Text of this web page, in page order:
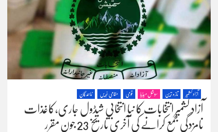
آزاد کشمیر تازہ ترین سوشل میڈیا قومی مقامی خبریں نمائندگان
آزاد کشمیر انتخابات کا نیا انتخابی شیڈول جاری،کاغذات
نامزدگی جمع کرانے کی آخری تاریخ 23 جون مقرر